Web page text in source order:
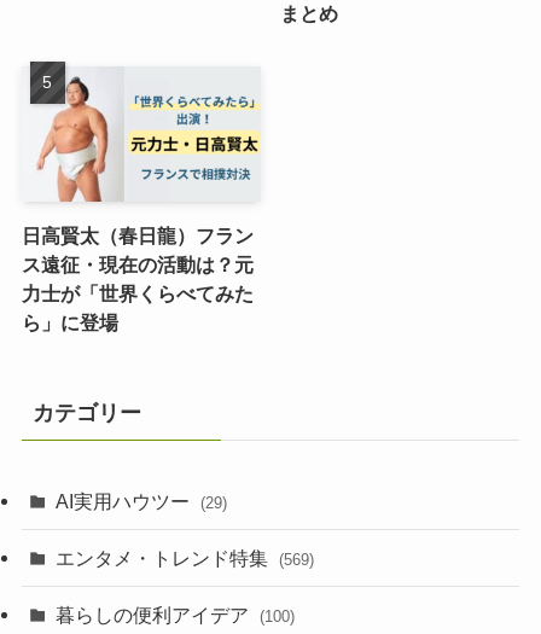
まとめ
日高賢太（春日龍）フラン
ス遠征・現在の活動は？元
力士が「世界くらべてみた
ら」に登場
カテゴリー
AI実用ハウツー (29)
エンタメ・トレンド特集 (569)
暮らしの便利アイデア (100)